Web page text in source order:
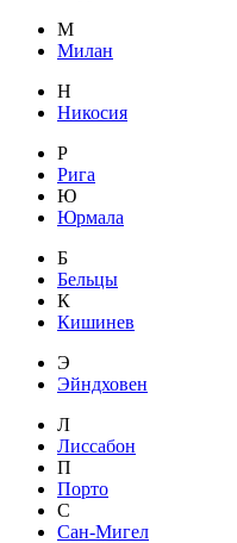
М
Милан
Н
Никосия
Р
Рига
Ю
Юрмала
Б
Бельцы
К
Кишинев
Э
Эйндховен
Л
Лиссабон
П
Порто
С
Сан-Мигел